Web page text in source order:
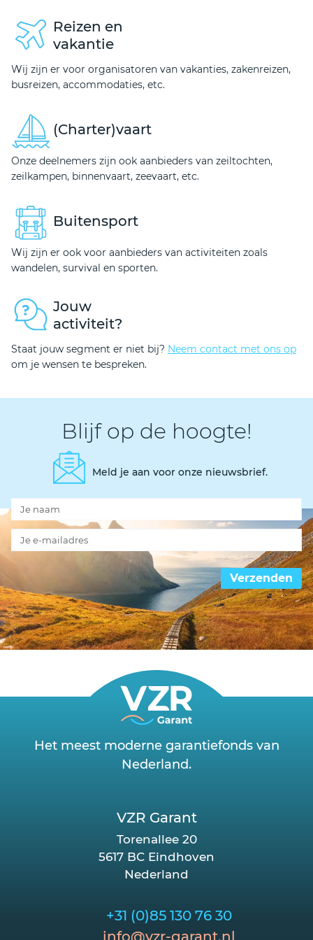
Reizen en
vakantie
Wij zijn er voor organisatoren van vakanties, zakenreizen,
busreizen, accommodaties, etc.
(Charter)vaart
Onze deelnemers zijn ook aanbieders van zeiltochten,
zeilkampen, binnenvaart, zeevaart, etc.
Buitensport
Wij zijn er ook voor aanbieders van activiteiten zoals
wandelen, survival en sporten.
Jouw
activiteit?
Staat jouw segment er niet bij? Neem contact met ons op
om je wensen te bespreken.
Blijf op de hoogte!
Meld je aan voor onze nieuwsbrief.
Verzenden
Het meest moderne garantiefonds van
Nederland.
+31 (0)85 130 76 30
info@vzr-garant.nl
VZR Garant
Torenallee 20
5617 BC Eindhoven
Nederland